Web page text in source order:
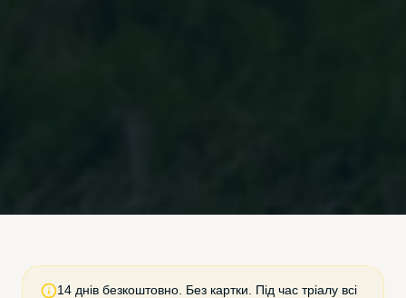
14 днів безкоштовно. Без картки. Під час тріалу всі